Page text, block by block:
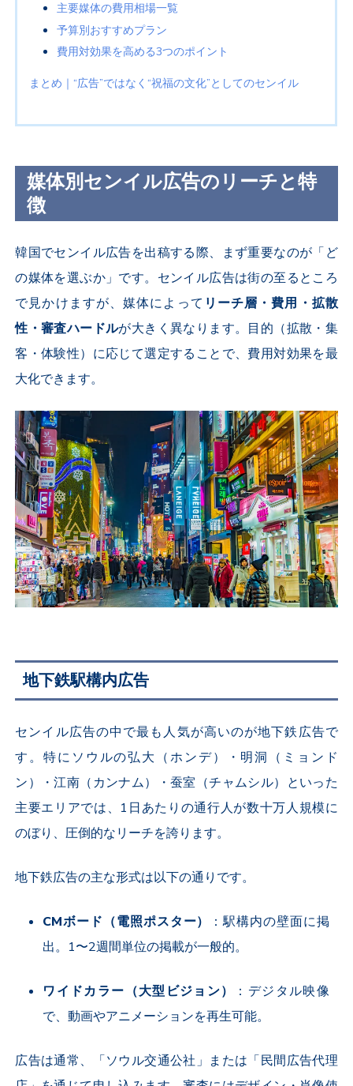
主要媒体の費用相場一覧
予算別おすすめプラン
費用対効果を高める3つのポイント
まとめ｜“広告”ではなく“祝福の文化”としてのセンイル
媒体別センイル広告のリーチと特
徴
韓国でセンイル広告を出稿する際、まず重要なのが「ど
の媒体を選ぶか」です。センイル広告は街の至るところ
で見かけますが、媒体によって リーチ層・費用・拡散
性・審査ハードルが大きく異なります。目的（拡散・集
客・体験性）に応じて選定することで、費用対効果を最
大化できます。
地下鉄駅構内広告
センイル広告の中で最も人気が高いのが地下鉄広告で
す。特にソウルの弘大（ホンデ）・明洞（ミョンド
ン）・江南（カンナム）・蚕室（チャムシル）といった
主要エリアでは、 1 日あたりの通行人が数十万人規模に
のぼり、圧倒的なリーチを誇ります。
地下鉄広告の主な形式は以下の通りです。
CMボード（電照ポスター）
：駅構内の壁面に掲
出。 1〜2週間単位の掲載が一般的。
ワイドカラー（大型ビジョン）
：デジタル映像
で、動画やアニメーションを再生可能。
広告は通常、「ソウル交通公社」または「民間広告代理